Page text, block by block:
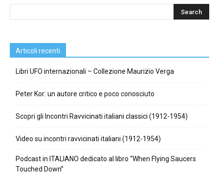
Articoli recenti
Libri UFO internazionali – Collezione Maurizio Verga
Peter Kor: un autore critico e poco conosciuto
Scopri gli Incontri Ravvicinati italiani classici (1912-1954)
Video su incontri ravvicinati italiani (1912-1954)
Podcast in ITALIANO dedicato al libro “When Flying Saucers
Touched Down”